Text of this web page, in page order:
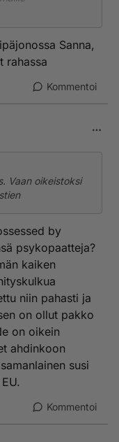
osuus
Sanna,
rahassa
Kommentoi
Vaan oikeistoksi
by
psykopaatteja?
kaiken
niin pahasti ja
on ollut pakko
on oikein
ahdinkoon
susi
Kommentoi